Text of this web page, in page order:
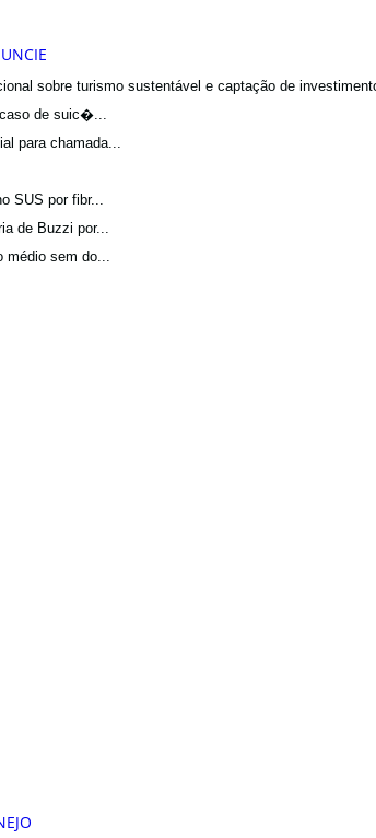
sobre turismo sustentável e captação de
caso de suic�...
para chamada...
SUS por fibr...
de Buzzi por...
médio sem do...